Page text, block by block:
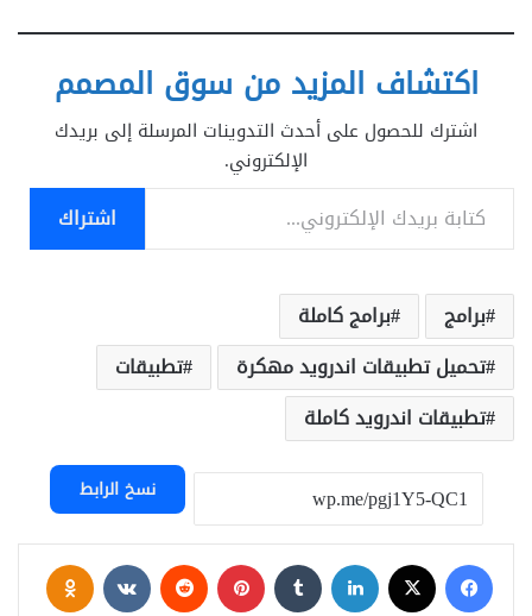
لاختبار سرعة
الإنترنت من قبل
ملايين المستخدمين
وهو موثوق به من
قبل المتخصصين
في هذا المجال كل
من سرعات التنزيل
والتحميل…
اكتشاف المزيد من سوق المصمم
اشترك للحصول على أحدث التدوينات المرسلة إلى بريدك
الإلكتروني.
كتابة بريدك الإلكتروني...
اشتراك
برامج
برامج كاملة
تحميل تطبيقات اندرويد مهكرة
تطبيقات
تطبيقات اندرويد كاملة
نسخ الرابط
فيسبوك لينكدإن بينتيريست